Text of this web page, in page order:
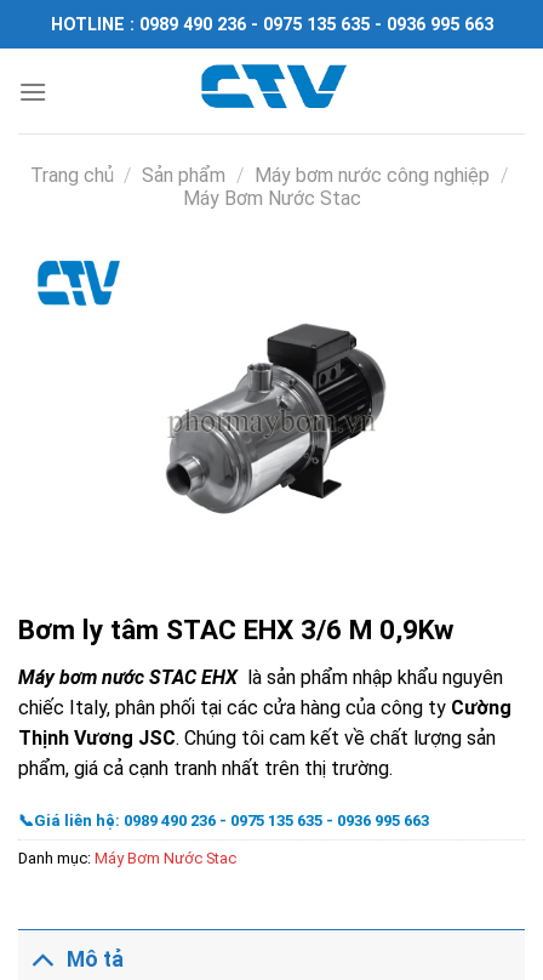
Chuyển
đến
dung
HOTLINE : 0989 490 236 - 0975 135 635 - 0936 995 663
Trang chủ / Sản phẩm / Máy bơm nước công nghiệp /
Máy Bơm Nước Stac
Bơm ly tâm STAC EHX 3/6 M 0,9Kw
Máy bơm nước STAC EHX là sản phẩm nhập khẩu nguyên
chiếc Italy, phân phối tại các cửa hàng của công ty Cường
Thịnh Vương JSC. Chúng tôi cam kết về chất lượng sản
phẩm, giá cả cạnh tranh nhất trên thị trường.
📞Giá liên hệ: 0989 490 236 - 0975 135 635 - 0936 995 663
Danh mục: Máy Bơm Nước Stac
Mô tả